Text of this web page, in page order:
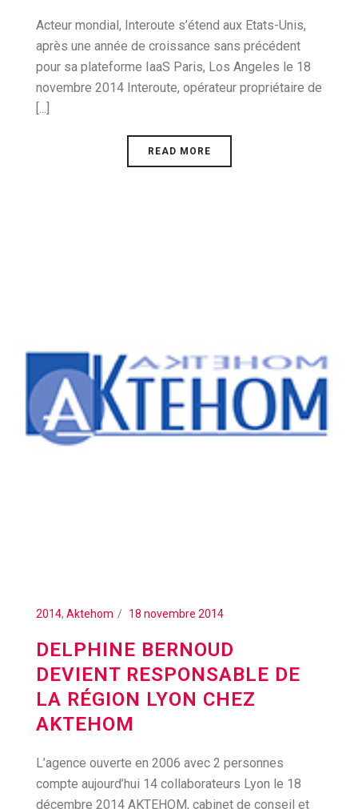
Acteur mondial, Interoute s’étend aux Etats-Unis,
après une année de croissance sans précédent
pour sa plateforme IaaS Paris, Los Angeles le 18
novembre 2014 Interoute, opérateur propriétaire de
[...]
READ MORE
2014, Aktehom 18 novembre 2014
DELPHINE BERNOUD
DEVIENT RESPONSABLE DE
LA RÉGION LYON CHEZ
AKTEHOM
L’agence ouverte en 2006 avec 2 personnes
compte aujourd’hui 14 collaborateurs Lyon le 18
décembre 2014 AKTEHOM, cabinet de conseil et